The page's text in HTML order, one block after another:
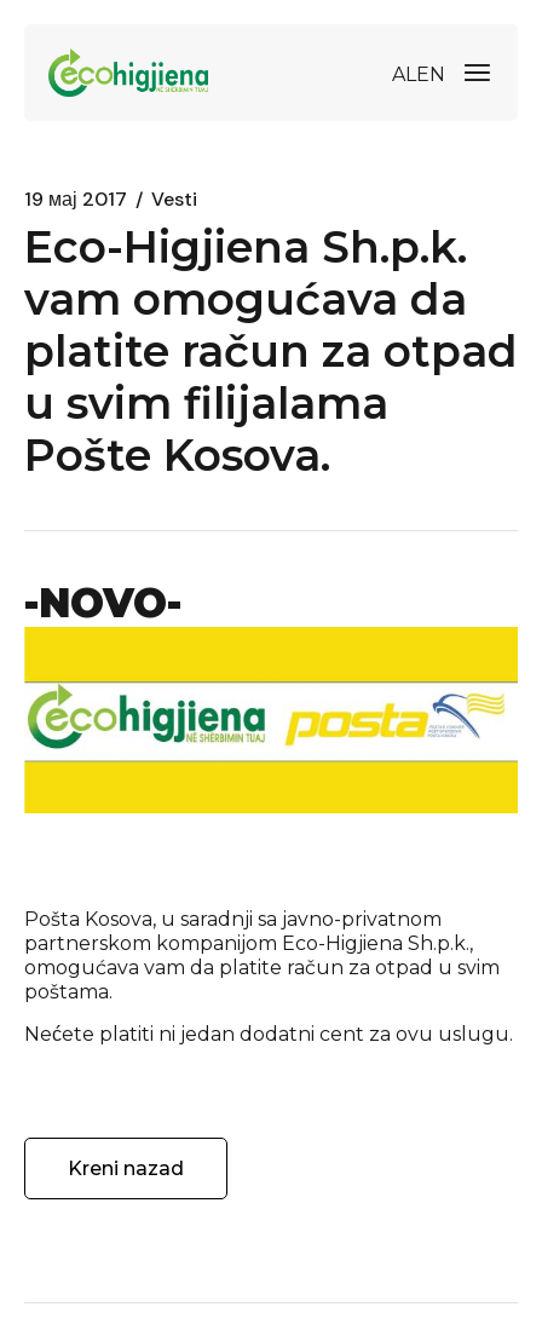
ALEN
19 мај 2017 Vesti
Eco-Higjiena Sh.p.k.
vam omogućava da
platite račun za otpad
u svim filijalama
Pošte Kosova.
-NOVO-
Pošta Kosova, u saradnji sa javno-privatnom
partnerskom kompanijom Eco-Higjiena Sh.p.k.,
omogućava vam da platite račun za otpad u svim
poštama.
Nećete platiti ni jedan dodatni cent za ovu uslugu.
Kreni nazad